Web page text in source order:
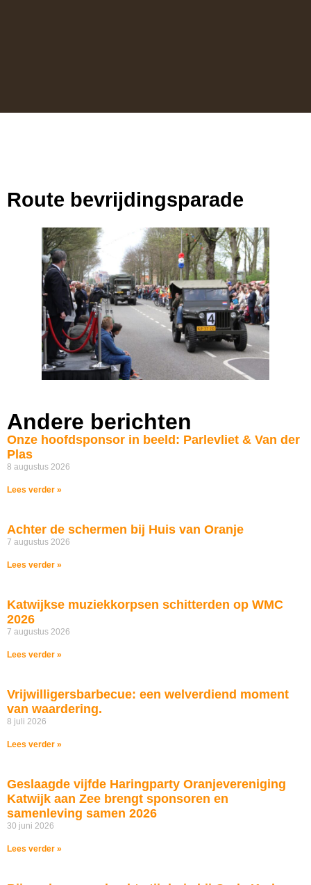
Route bevrijdingsparade
Andere berichten
Onze hoofdsponsor in beeld: Parlevliet & Van der
Plas
8 augustus 2026
Lees verder »
Achter de schermen bij Huis van Oranje
7 augustus 2026
Lees verder »
Katwijkse muziekkorpsen schitterden op WMC
2026
7 augustus 2026
Lees verder »
Vrijwilligersbarbecue: een welverdiend moment
van waardering.
8 juli 2026
Lees verder »
Geslaagde vijfde Haringparty Oranjevereniging
Katwijk aan Zee brengt sponsoren en
samenleving samen 2026
30 juni 2026
Lees verder »